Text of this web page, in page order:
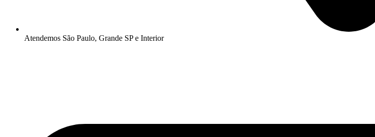
Atendemos São Paulo, Grande SP e Interior